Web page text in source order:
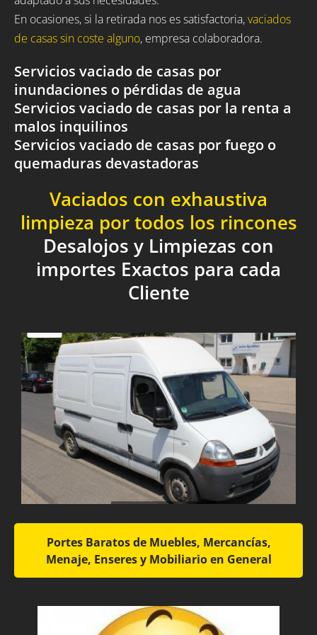
En ocasiones, si la retirada nos es satisfactoria,vaciados
de casas sin coste alguno, empresa colaboradora.
Servicios vaciado de casas por
inundaciones o pérdidas de agua
Servicios vaciado de casas por la renta a
malos inquilinos
Servicios vaciado de casas por fuego o
quemaduras devastadoras
Vaciados con exhaustiva
limpieza por todos los rincones
Desalojos y Limpiezas con
importes Exactos para cada
Cliente
Portes Baratos de Muebles, Mercancías,
Menaje, Enseres y Mobiliario en General